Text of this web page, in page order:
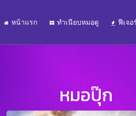
หน้าแรก ทำเนียบหมอดู ฟีเจอ
หมอปุ๊ก